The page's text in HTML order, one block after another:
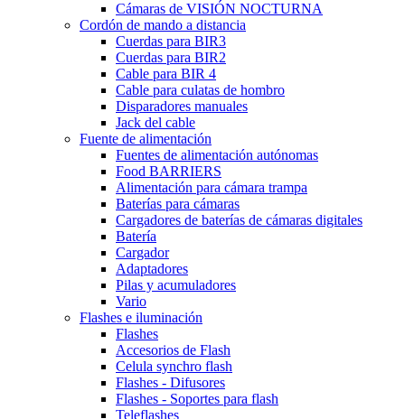
Cámaras de VISIÓN NOCTURNA
Cordón de mando a distancia
Cuerdas para BIR3
Cuerdas para BIR2
Cable para BIR 4
Cable para culatas de hombro
Disparadores manuales
Jack del cable
Fuente de alimentación
Fuentes de alimentación autónomas
Food BARRIERS
Alimentación para cámara trampa
Baterías para cámaras
Cargadores de baterías de cámaras digitales
Batería
Cargador
Adaptadores
Pilas y acumuladores
Vario
Flashes e iluminación
Flashes
Accesorios de Flash
Celula synchro flash
Flashes - Difusores
Flashes - Soportes para flash
Teleflashes